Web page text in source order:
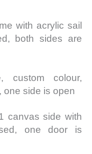
with acrylic sail
both sides are
custom colour,
one side is open
canvas side with
one door is